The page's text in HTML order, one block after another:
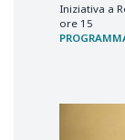
Iniziativa a
ore 15